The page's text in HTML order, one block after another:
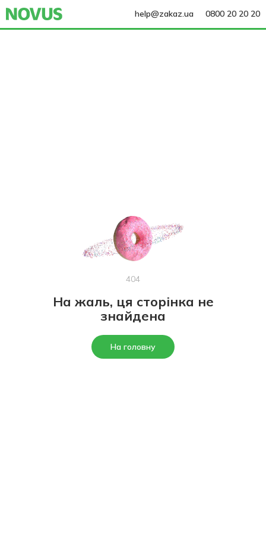
help@zakaz.ua 0800 20 20 20
404
На жаль, ця сторінка не
знайдена
На головну